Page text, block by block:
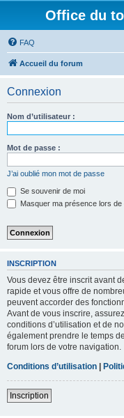
Office du
FAQ
Accueil du forum
Connexion
Nom d’utilisateur :
Mot de passe :
J’ai oublié mon mot de passe
Se souvenir de moi
Masquer ma présence lors
INSCRIPTION
Vous devez être inscrit avant
rapide et vous offre de
peuvent accorder des
Avant de vous inscrire,
conditions d’utilisation et de
également prendre le temps
forum lors de votre navigation.
Conditions d’utilisation |
Inscription